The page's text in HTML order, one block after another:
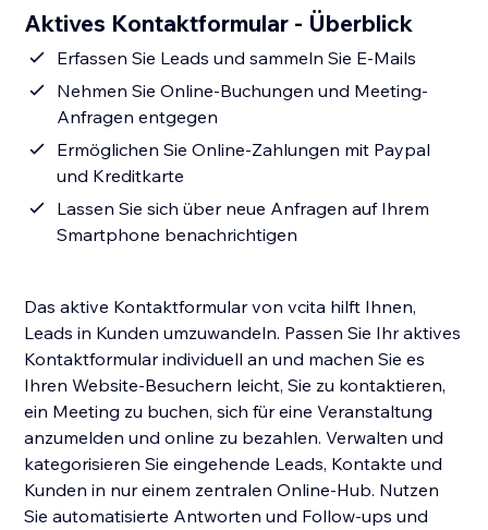
Aktives Kontaktformular - Überblick
Erfassen Sie Leads und sammeln Sie E-Mails
Nehmen Sie Online-Buchungen und Meeting-
Anfragen entgegen
Ermöglichen Sie Online-Zahlungen mit Paypal
und Kreditkarte
Lassen Sie sich über neue Anfragen auf Ihrem
Smartphone benachrichtigen
Das aktive Kontaktformular von vcita hilft Ihnen,
Leads in Kunden umzuwandeln. Passen Sie Ihr aktives
Kontaktformular individuell an und machen Sie es
Ihren Website-Besuchern leicht, Sie zu kontaktieren,
ein Meeting zu buchen, sich für eine Veranstaltung
anzumelden und online zu bezahlen. Verwalten und
kategorisieren Sie eingehende Leads, Kontakte und
Kunden in nur einem zentralen Online-Hub. Nutzen
Sie automatisierte Antworten und Follow-ups und